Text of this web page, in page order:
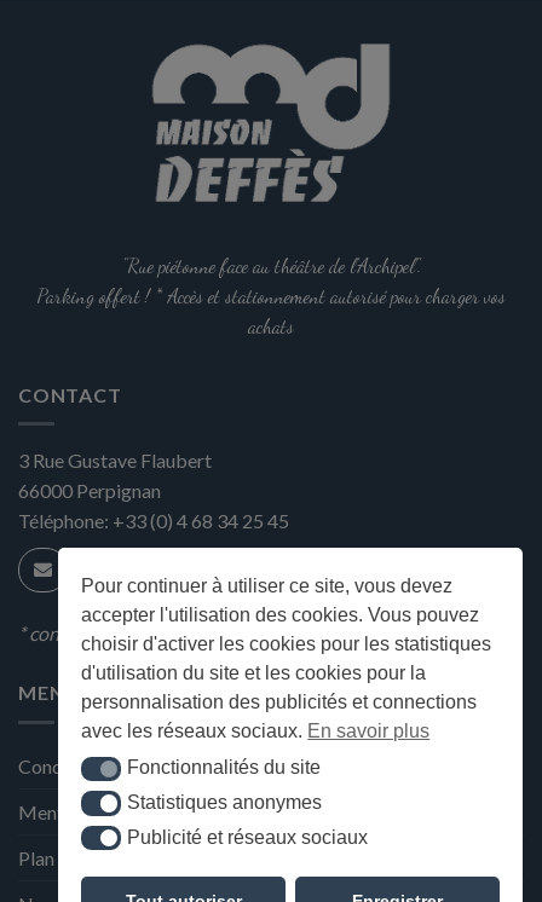
Pour continuer à utiliser ce site, vous devez
accepter l'utilisation des cookies. Vous pouvez
choisir d'activer les cookies pour les statistiques
d'utilisation du site et les cookies pour la
personnalisation des publicités et connections
avec les réseaux sociaux. En savoir plus
Fonctionnalités du site
Fonctionnalités du site
Statistiques anonymes
Statistiques anonymes
Publicité et réseaux sociaux
Publicité et réseaux sociaux
"Rue piétonne face au théâtre de l'Archipel".
Parking offert ! * Accès et stationnement autorisé pour charger vos
achats
CONTACT
3 Rue Gustave Flaubert
66000 Perpignan
Téléphone: +33 (0) 4 68 34 25 45
* condition en magasin
MENU
Conditions générales de ventes
Mentions Légales et Politique de confidentialité
Plan du site